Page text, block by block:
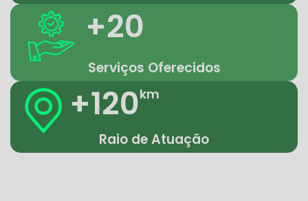
+20
Serviços Oferecidos
+120km
Raio de Atuação